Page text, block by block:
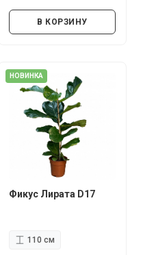
В КОРЗИНУ
НОВИНКА
Фикус Лирата D17
110 см